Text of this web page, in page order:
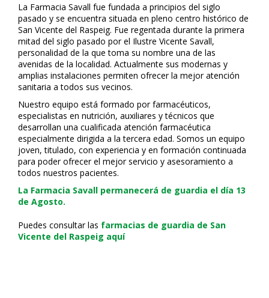
La Farmacia Savall fue fundada a principios del siglo
pasado y se encuentra situada en pleno centro histórico de
San Vicente del Raspeig. Fue regentada durante la primera
mitad del siglo pasado por el Ilustre Vicente Savall,
personalidad de la que toma su nombre una de las
avenidas de la localidad. Actualmente sus modernas y
amplias instalaciones permiten ofrecer la mejor atención
sanitaria a todos sus vecinos.
Nuestro equipo está formado por farmacéuticos,
especialistas en nutrición, auxiliares y técnicos que
desarrollan una cualificada atención farmacéutica
especialmente dirigida a la tercera edad. Somos un equipo
joven, titulado, con experiencia y en formación continuada
para poder ofrecer el mejor servicio y asesoramiento a
todos nuestros pacientes.
La Farmacia Savall permanecerá de guardia el día 13
de Agosto.
Puedes consultar las farmacias de guardia de San
Vicente del Raspeig aquí